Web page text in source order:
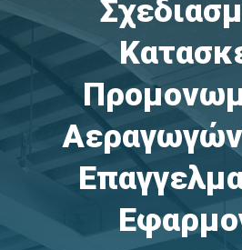
Αεραγωγών